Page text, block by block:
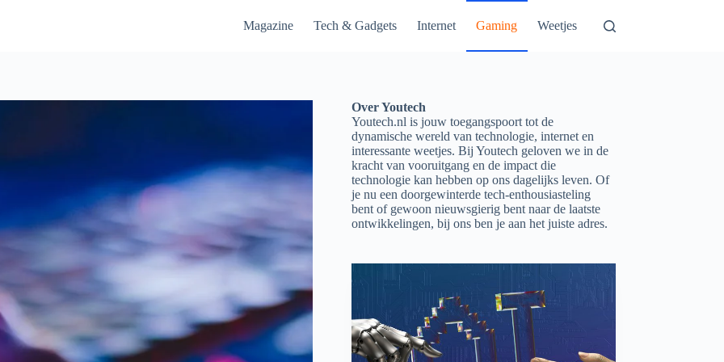
Magazine Tech & Gadgets Internet Gaming Weetjes
Over Youtech
Youtech.nl is jouw toegangspoort tot de
dynamische wereld van technologie, internet en
interessante weetjes. Bij Youtech geloven we in de
kracht van vooruitgang en de impact die
technologie kan hebben op ons dagelijks leven. Of
je nu een doorgewinterde tech-enthousiasteling
bent of gewoon nieuwsgierig bent naar de laatste
ontwikkelingen, bij ons ben je aan het juiste adres.